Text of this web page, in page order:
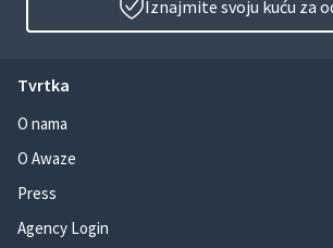
Iznajmite svoju kuću za
Tvrtka
O nama
O Awaze
Press
Agency Login